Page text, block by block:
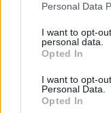
Personal Data
I want to opt-
personal data.
Opted In
I want to opt-
Personal Data.
Opted In
Të shtëna me
kallashnikov në
dyshohet se një
ka humbur jetën